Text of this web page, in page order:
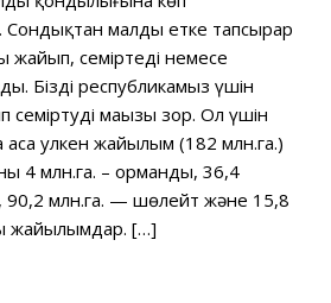
Сондықтан малды етке тапсырар
жайып, семіртеді немесе
Біздің республикамыз үшін
маңызы зор. Ол үшін
аса улкен жайылым (182 млн.га.)
4 млн.га. – орманды, 36,4
90,2 млн.га. — шөлейт және 15,8
жайылымдар. […]